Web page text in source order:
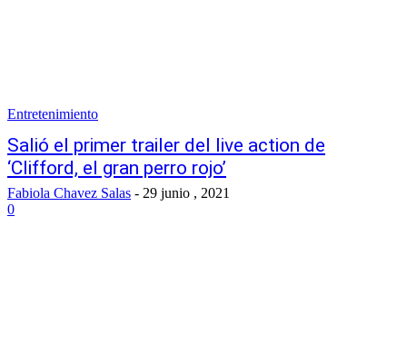
Entretenimiento
Salió el primer trailer del live action de
‘Clifford, el gran perro rojo’
Fabiola Chavez Salas - 29 junio , 2021
0